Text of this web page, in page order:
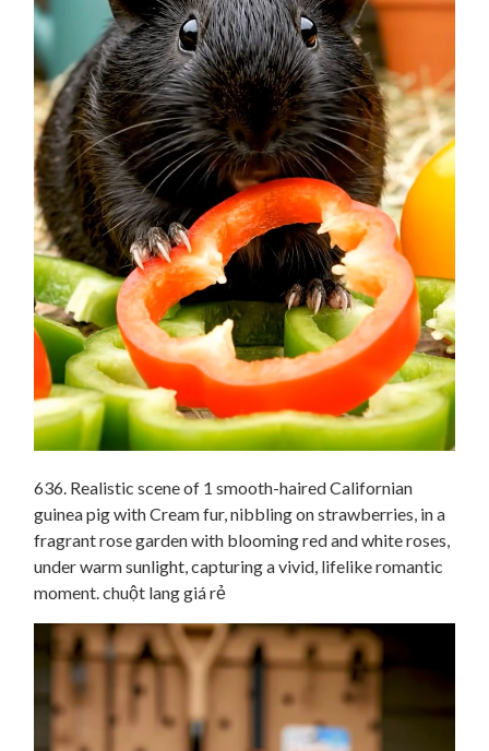
636. Realistic scene of 1 smooth-haired Californian
guinea pig with Cream fur, nibbling on strawberries, in a
fragrant rose garden with blooming red and white roses,
under warm sunlight, capturing a vivid, lifelike romantic
moment. chuột lang giá rẻ